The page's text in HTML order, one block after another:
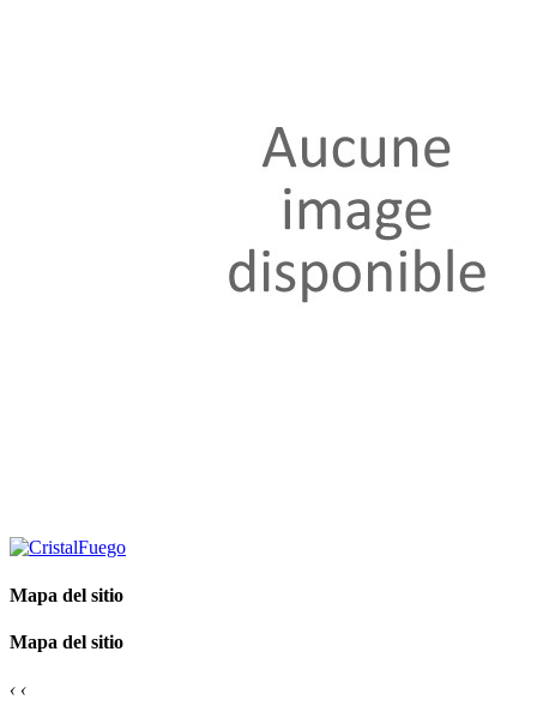
Mapa del sitio
Mapa del sitio
‹ ‹